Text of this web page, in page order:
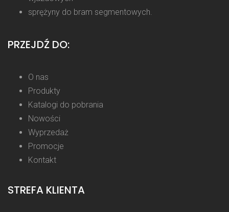
sprężyny do bram segmentowych.
PRZEJDŹ DO:
O nas
Produkty
Katalogi do pobrania
Nowości
Wyprzedaż
Promocje
Kontakt
STREFA KLIENTA